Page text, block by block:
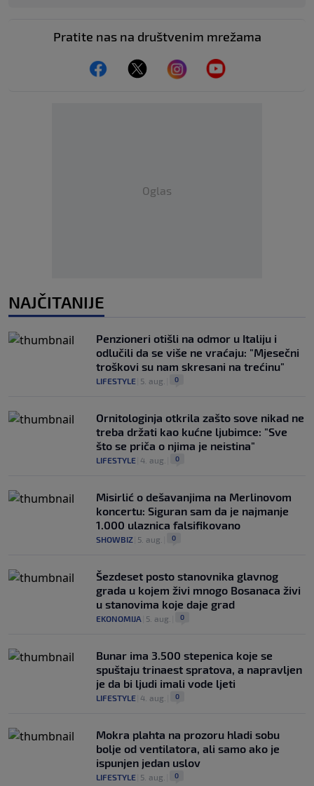
Pratite nas na društvenim mrežama
Oglas
NAJČITANIJE
Penzioneri otišli na odmor u Italiju i
odlučili da se više ne vraćaju: "Mjesečni
troškovi su nam skresani na trećinu"
LIFESTYLE 5. aug. 0
Ornitologinja otkrila zašto sove nikad ne
treba držati kao kućne ljubimce: "Sve
što se priča o njima je neistina"
LIFESTYLE 4. aug. 0
Misirlić o dešavanjima na Merlinovom
koncertu: Siguran sam da je najmanje
1.000 ulaznica falsifikovano
SHOWBIZ 5. aug. 0
Šezdeset posto stanovnika glavnog
grada u kojem živi mnogo Bosanaca živi
u stanovima koje daje grad
EKONOMIJA 5. aug. 0
Bunar imа 3.500 stepenica koje se
spuštaju trinaest spratova, a napravljen
je da bi ljudi imali vode ljeti
LIFESTYLE 4. aug. 0
Mokra plahta na prozoru hladi sobu
bolje od ventilatora, ali samo ako je
ispunjen jedan uslov
LIFESTYLE 5. aug. 0